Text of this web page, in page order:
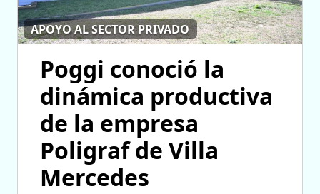
APOYO AL SECTOR PRIVADO
Poggi conoció la
dinámica productiva
de la empresa
Poligraf de Villa
Mercedes